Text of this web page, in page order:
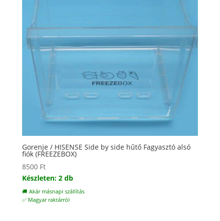
Gorenje / HISENSE Side by side hűtő Fagyasztó alsó
fiók (FREEZEBOX)
8500 Ft
Készleten: 2 db
🚚 Akár másnapi szállítás
✅ Magyar raktárról